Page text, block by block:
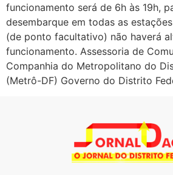
funcionamento será de 6h às 19h,
desembarque em todas as
(de ponto facultativo) não haverá
funcionamento. Assessoria de
Companhia do Metropolitano do
(Metrô-DF) Governo do Distrito